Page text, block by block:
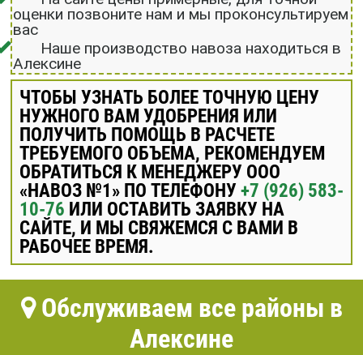
оценки позвоните нам и мы проконсультируем
вас
Наше производство навоза находиться в
Алексине
ЧТОБЫ УЗНАТЬ БОЛЕЕ ТОЧНУЮ ЦЕНУ
НУЖНОГО ВАМ УДОБРЕНИЯ ИЛИ
ПОЛУЧИТЬ ПОМОЩЬ В РАСЧЕТЕ
ТРЕБУЕМОГО ОБЪЕМА, РЕКОМЕНДУЕМ
ОБРАТИТЬСЯ К МЕНЕДЖЕРУ ООО
«НАВОЗ №1» ПО ТЕЛЕФОНУ +7 (926) 583-
10-76 ИЛИ ОСТАВИТЬ ЗАЯВКУ НА
САЙТЕ, И МЫ СВЯЖЕМСЯ С ВАМИ В
РАБОЧЕЕ ВРЕМЯ.
Обслуживаем все районы в
Алексине